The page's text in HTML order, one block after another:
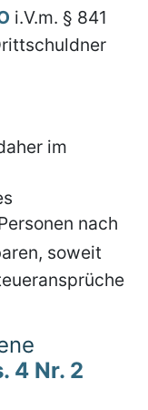
i.V.m. § 841
im
nach
soweit
4 Nr. 2